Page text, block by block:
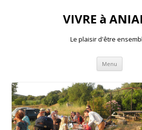
VIVRE à
Le plaisir d'être
Menu Aller